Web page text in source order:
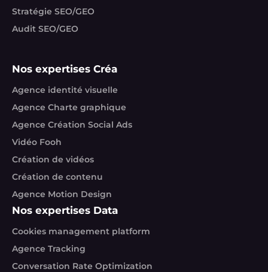
Stratégie SEO/GEO
Audit SEO/GEO
Nos expertises Créa
Agence identité visuelle
Agence Charte graphique
Agence Création Social Ads
Vidéo Fooh
Création de vidéos
Création de contenu
Agence Motion Design
Nos expertises Data
Cookies management platform
Agence Tracking
Conversation Rate Optimization